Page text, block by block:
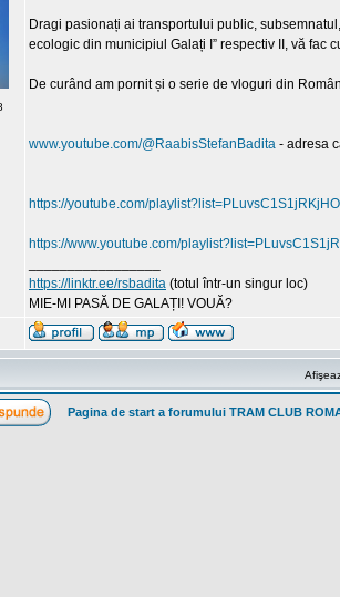
Dragi pasionați ai transportului public,
ecologic din municipiul Galați I” respectiv II, vă fac
De curând am pornit și o serie de vloguri din
www.youtube.com/@RaabisStefanBadita - adresa
https://youtube.com/
https://www.youtube.com/
https://linktr.ee/rsbadita (totul într-un singur loc)
MIE-MI PASĂ DE GALAȚI! VOUĂ?
Pagina de start a forumului TRAM CLUB